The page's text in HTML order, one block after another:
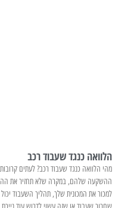
הלוואה כנגד שעבוד רכב
מהי הלוואה כנגד שעבוד רכב? לעתים
ההשקעה שלהם, במקרה שלא תחזיר את
למכור את המכונית שלך, תהליך השעבוד